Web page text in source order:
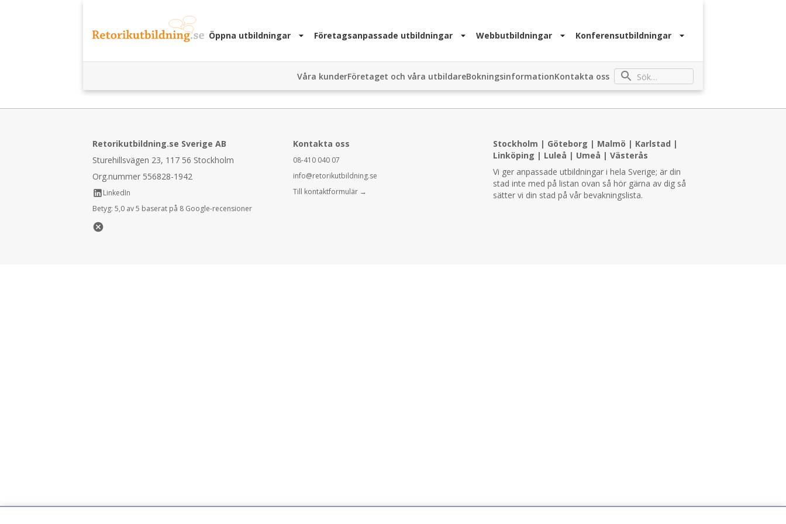
Öppna utbildningar Företagsanpassade utbildningar Webbutbildningar Konferensutbildningar
Våra kunderFöretaget och våra utbildareBokningsinformationKontakta oss
Retorikutbildning.se Sverige AB
Sturehillsvägen 23, 117 56 Stockholm
Org.nummer 556828-1942
LinkedIn
Betyg: 5,0 av 5 baserat på 8 Google-recensioner
Kontakta oss
08-410 040 07
info@retorikutbildning.se
Till kontaktformulär →
Stockholm | Göteborg | Malmö | Karlstad |
Linköping | Luleå | Umeå |Västerås
Vi ger anpassade utbildningar i hela Sverige; är din
stad inte med på listan ovan så hör gärna av dig så
sätter vi din stad på vår bevakningslista.